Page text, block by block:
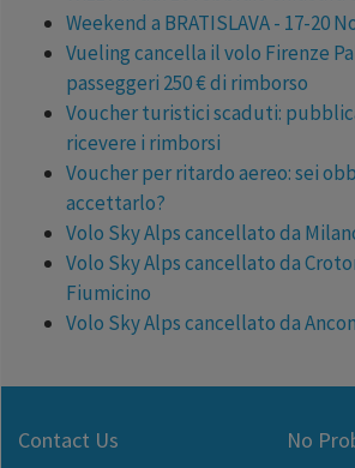
Weekend a BRATISLAVA - 17-20
Vueling cancella il volo Firenze
passeggeri 250 € di rimborso
Voucher turistici scaduti:
ricevere i rimborsi
Voucher per ritardo aereo: sei
accettarlo?
Volo Sky Alps cancellato da
Volo Sky Alps cancellato da
Fiumicino
Volo Sky Alps cancellato da
Contact Us No